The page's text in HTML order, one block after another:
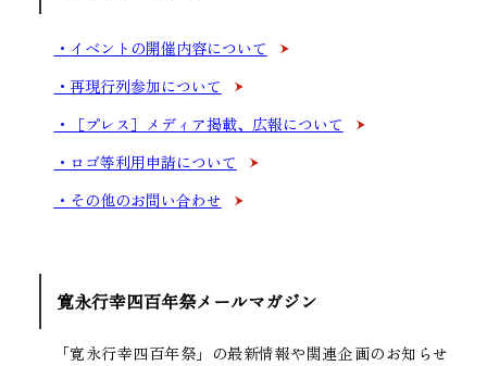
イベントの開催内容について
再現行列参加について
［プレス］メディア掲載、広報について
ロゴ等利用申請について
その他のお問い合わせ
寛永行幸四百年祭メールマガジン
「寛永行幸四百年祭」の最新情報や関連企画のお知らせ